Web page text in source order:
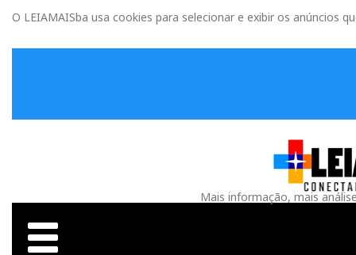
O LEIAMAISba usa cookies para selecionar e exibir os anúncios
Mais informação, mais